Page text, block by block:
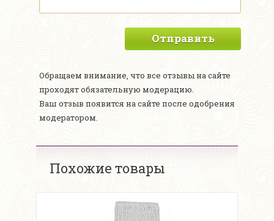
Отправить
Обращаем внимание, что все отзывы на сайте
проходят обязательную модерацию.
Ваш отзыв появится на сайте после одобрения
модератором.
Похожие товары